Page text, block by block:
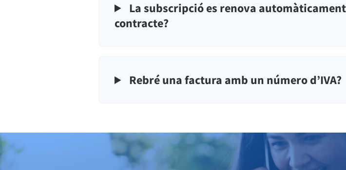
La subscripció es renova
contracte?
Rebré una factura amb un número d’IVA?